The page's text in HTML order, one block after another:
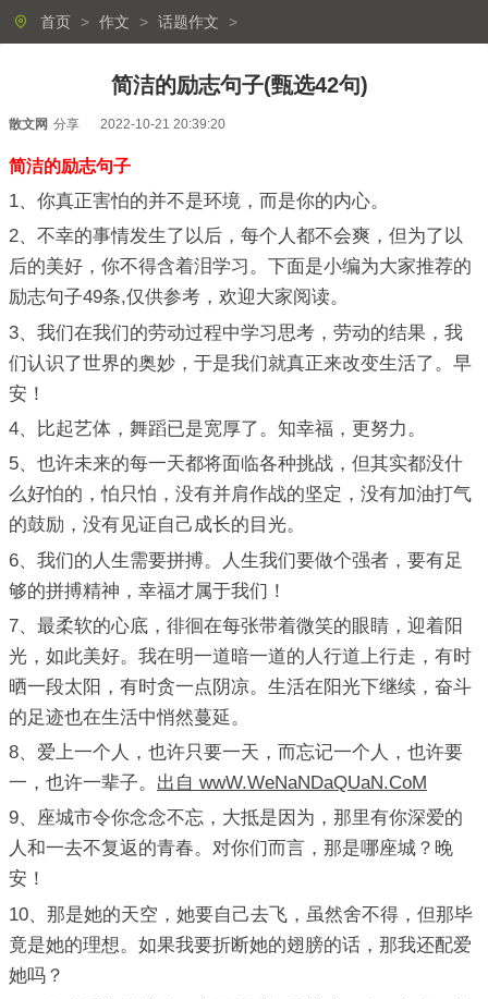
首页 > 作文 > 话题作文 >
简洁的励志句子(甄选42句)
散文网 分享 2022-10-21 20:39:20
简洁的励志句子
1、你真正害怕的并不是环境，而是你的内心。
2、不幸的事情发生了以后，每个人都不会爽，但为了以
后的美好，你不得含着泪学习。下面是小编为大家推荐的
励志句子49条,仅供参考，欢迎大家阅读。
3、我们在我们的劳动过程中学习思考，劳动的结果，我
们认识了世界的奥妙，于是我们就真正来改变生活了。早
安！
4、比起艺体，舞蹈已是宽厚了。知幸福，更努力。
5、也许未来的每一天都将面临各种挑战，但其实都没什
么好怕的，怕只怕，没有并肩作战的坚定，没有加油打气
的鼓励，没有见证自己成长的目光。
6、我们的人生需要拼搏。人生我们要做个强者，要有足
够的拼搏精神，幸福才属于我们！
7、最柔软的心底，徘徊在每张带着微笑的眼睛，迎着阳
光，如此美好。我在明一道暗一道的人行道上行走，有时
晒一段太阳，有时贪一点阴凉。生活在阳光下继续，奋斗
的足迹也在生活中悄然蔓延。
8、爱上一个人，也许只要一天，而忘记一个人，也许要
一，也许一辈子。 出自 wwW.WeNaNDaQUaN.CoM
9、座城市令你念念不忘，大抵是因为，那里有你深爱的
人和一去不复返的青春。对你们而言，那是哪座城？晚
安！
10、那是她的天空，她要自己去飞，虽然舍不得，但那毕
竟是她的理想。如果我要折断她的翅膀的话，那我还配爱
她吗？